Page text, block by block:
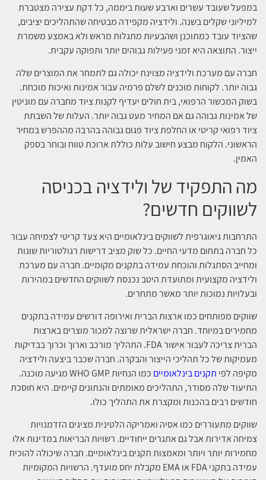
במפעל שעובד עשרים וארבע שעות ביממה, כל דקת עצירה מצטברת
למיליוני שקלים בשנה. ולידציה מקפידה מבטיחה שהתהליכים יציבים,
שהציוד עובד כמתוכנן ושהבעיות מתגלות מראש ולא באמצע משמרת
ייצור. התוצאה היא זמני פעילות גבוהים יותר ותפוקה עקבית.
חברה עם מערכת ולידציה מצוינת יכולה גם לתמחר את המוצרים שלה
גבוה יותר. לקוחות מוכנים לשלם פרמיה עבור אמינות ואיכות מוכחת.
בשוק המכשור הרפואי, בית חולים יעדיף לקנות ציוד מחברה עם מוניטין
של אמינות גבוהה גם אם המחיר מעט גבוה יותר. העלות של השבתת
ציוד רפואי קריטי או החלפת ציוד פגום גבוהה בהרבה מההפרש במחיר
הראשוני. הלקוח מבצע חישוב עלות כוללת ארוכת טווח ובוחר בספק
האמין.
מה התפקיד של ולידציה בכניסה
לשווקים חדשים?
התרחבות גיאוגרפית לשווקים בינלאומיים היא צעד קריטי לצמיחה עבור
כל חברה בתחום מדעי החיים. כל שוק מציב דרישות רגולטוריות שונות
ומחייב הסתגלות והוכחת עמידה בתקנים מקומיים. חברה עם מערכת
ולידציה מקצועית ומתועדת היטב נכנסת לשווקים החדשים במהירות
ובעלויות נמוכות יותר מאשר מתחרים.
שווקים מפותחים כמו ארצות הברית ואירופה דורשים עמידה בתקנים
מחמירים במיוחד. חברה ישראלית שרוצה למכור מוצרים בארצות
הברית צריכה לעבור אישור FDA. התהליך מורכב וארוך וכרוך בבדיקות
מעמיקות של כל תהליכי הייצור והבקרה. חברה שכבר ביצעה ולידציה
מקיפה לפי תקנים בינלאומיים
כמו הנחיות WHO GMP מגיעה מוכנה.
התיעוד שלה מסודר, התהליכים מאומתים והנתונים קיימים. היא חוסכת
חודשים רבים בהכנות ומקצרת את התהליך כולו.
שווקים מתעוררים כמו אסיה ואמריקה הלטינית מציגים הזדמנויות
צמיחה אדירות אבל גם אתגרים ייחודיים. רשויות הבריאות במדינות אלו
מחמירות יותר ויותר ומאמצות תקנים בינלאומיים. חברה שיכולה להוכיח
עמידה בתקני FDA או EMA מקבלת יחס מועדף. הרשויות המקומיות